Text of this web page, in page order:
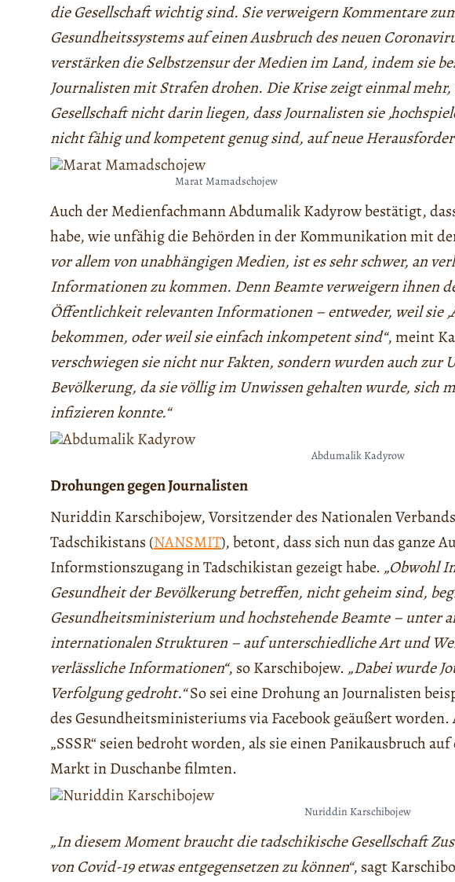
die Gesellschaft wichtig sind. Sie verweigern Kommentare
Gesundheitssystems auf einen Ausbruch des neuen
verstärken die Selbstzensur der Medien im Land, indem sie
Journalisten mit Strafen drohen. Die Krise zeigt einmal mehr,
Gesellschaft nicht darin liegen, dass Journalisten sie
nicht fähig und kompetent genug sind, auf neue
Marat Mamadschojew
Auch der Medienfachmann Abdumalik Kadyrow bestätigt,
habe, wie unfähig die Behörden in der Kommunikation mit
vor allem von unabhängigen Medien, ist es sehr schwer, an
Informationen zu kommen. Denn Beamte verweigern ihnen
Öffentlichkeit relevanten Informationen – entweder, weil sie
bekommen, oder weil sie einfach inkompetent sind“, meint
verschwiegen sie nicht nur Fakten, sondern wurden auch zur
Bevölkerung, da sie völlig im Unwissen gehalten wurde, sich
infizieren konnte.“
Abdumalik Kadyrow
Drohungen gegen Journalisten
Nuriddin Karschibojew, Vorsitzender des Nationalen
Tadschikistans (NANSMIT), betont, dass sich nun das ganze
Informstionszugang in Tadschikistan gezeigt habe. „Obwohl
Gesundheit der Bevölkerung betreffen, nicht geheim sind,
Gesundheitsministerium und hochstehende Beamte – unter
internationalen Strukturen – auf unterschiedliche Art und
verlässliche Informationen“, so Karschibojew. „Dabei wurde
Verfolgung gedroht.“So sei eine Drohung an Journalisten
des Gesundheitsministeriums via Facebook geäußert
„SSSR“ seien bedroht worden, als sie einen Panikausbruch
Markt in Duschanbe filmten.
Nuriddin Karschibojew
„In diesem Moment braucht die tadschikische Gesellschaft
von Covid-19 etwas entgegensetzen zu können“, sagt